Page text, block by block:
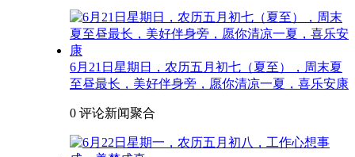
6月21日星期日，农历五月初七（夏至），周末夏
至昼最长，美好伴身旁，愿你清凉一夏，喜乐安康
0 评论新闻聚合